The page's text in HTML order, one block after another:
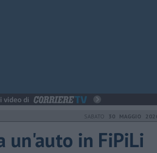
SABATO 30 MAGGIO
un'auto in FiPiLi